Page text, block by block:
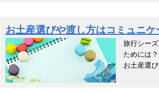
お土産選びや渡し方はコミュニケ
旅行シー
ためには
お土産選